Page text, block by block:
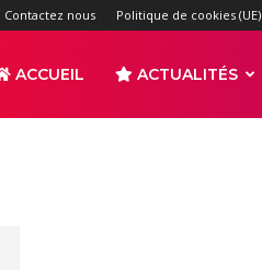
Contactez nous Politique de cookies (UE)
ACCUEIL ACTUALITÉS